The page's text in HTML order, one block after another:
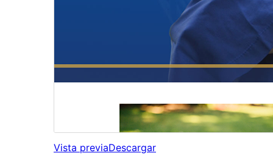
Vista previaDescargar